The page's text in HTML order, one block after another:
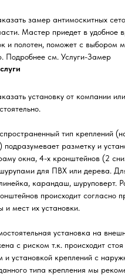
замер антимоскитных
Мастер приедет в удобное
и полотен, поможет с выбором
Подробнее см. Услуги-Замер
установку от компании
тип креплений
подразумевает разметку и
окна, 4-х кронштейнов (2
для ПВХ или дерева.
карандаш, шуруповерт.
происходит согласно
и мест их установки.
установка на
с риском т.к. происходит
и установкой креплений с
типа крепления мы